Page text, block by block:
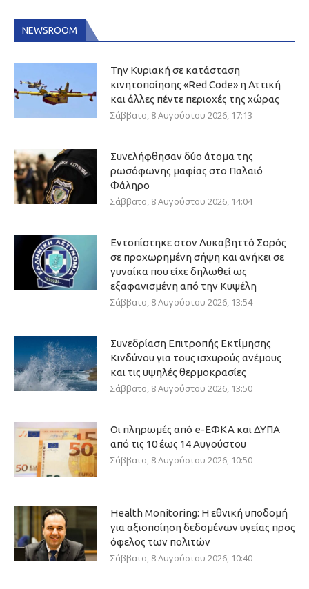
NEWSROOM
Την Κυριακή σε κατάσταση
κινητοποίησης «Red Code» η Αττική
και άλλες πέντε περιοχές της χώρας
Σάββατο, 8 Αυγούστου 2026, 17:13
Συνελήφθησαν δύο άτομα της
ρωσόφωνης μαφίας στο Παλαιό
Φάληρο
Σάββατο, 8 Αυγούστου 2026, 14:04
Εντοπίστηκε στον Λυκαβηττό Σορός
σε προχωρημένη σήψη και ανήκει σε
γυναίκα που είχε δηλωθεί ως
εξαφανισμένη από την Κυψέλη
Σάββατο, 8 Αυγούστου 2026, 13:54
Συνεδρίαση Επιτροπής Εκτίμησης
Κινδύνου για τους ισχυρούς ανέμους
και τις υψηλές θερμοκρασίες
Σάββατο, 8 Αυγούστου 2026, 13:50
Οι πληρωμές από e-ΕΦΚΑ και ΔΥΠΑ
από τις 10 έως 14 Αυγούστου
Σάββατο, 8 Αυγούστου 2026, 10:50
Health Monitoring: Η εθνική υποδομή
για αξιοποίηση δεδομένων υγείας προς
όφελος των πολιτών
Σάββατο, 8 Αυγούστου 2026, 10:40